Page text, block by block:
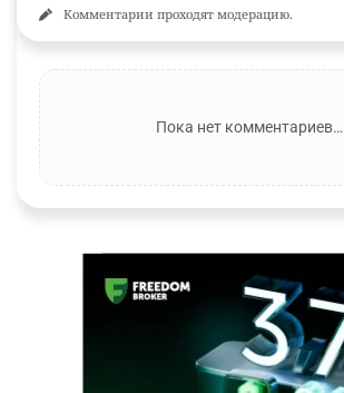
Комментарии проходят модерацию.
Пока нет комментариев…